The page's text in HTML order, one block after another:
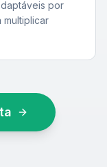
por
multiplicar